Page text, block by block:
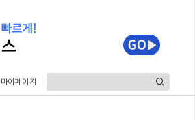
마이페이지